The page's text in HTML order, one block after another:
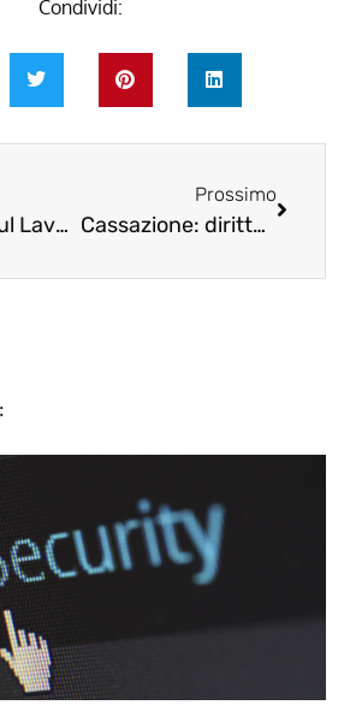
Condividi:
Sicurezza sul Lavoro. Suggerimenti per la compilazione check list di autovalutazione per la prevenzione rischio contagio Covid19.
Prossimo
Cassazione: diritto all’indennizzo INAIL anche per il lavoratore infortunato a causa di una sua imprudenza